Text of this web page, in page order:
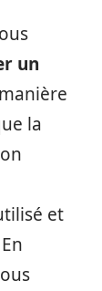
un
la
et